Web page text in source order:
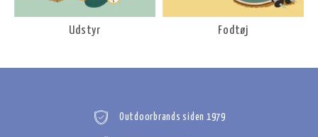
Udstyr Fodtøj
Outdoorbrands siden 1979